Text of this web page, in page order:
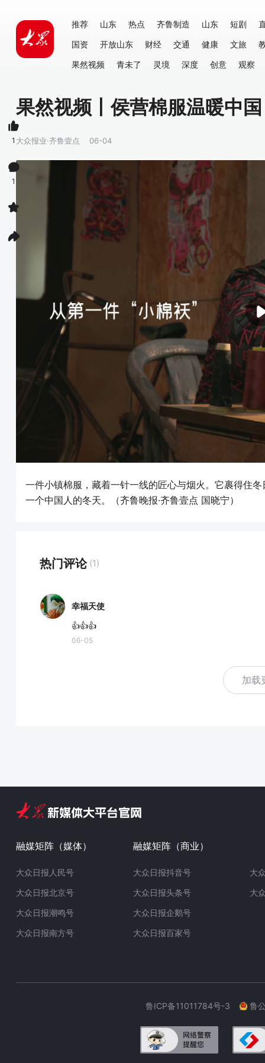
推荐 山东 热点 齐鲁制造 山东 短剧
国资
开放山东 财经 交通 健康 文旅
果然视频
青未了 灵境 深度 创意 观察
果然视频丨侯营棉服温暖中国
大众报业·齐鲁壹点 06-04
一件小镇棉服，藏着一针一线的匠心与烟火。它裹得住
一个中国人的冬天。（齐鲁晚报·齐鲁壹点 国晓宁）
热门评论 (1)
幸福天使
👍👍👍
06-05
加载
1
1
融媒矩阵（媒体）
大众日报人民号
大众日报北京号
大众日报潮鸣号
大众日报南方号
融媒矩阵（商业）
大众日报抖音号
大众日报头条号
大众日报企鹅号
大众日报百家号
大
大
鲁ICP备11011784号-3 鲁